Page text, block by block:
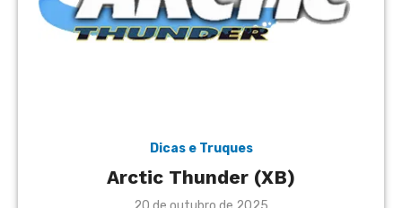
Dicas e Truques
Arctic Thunder (XB)
Posted